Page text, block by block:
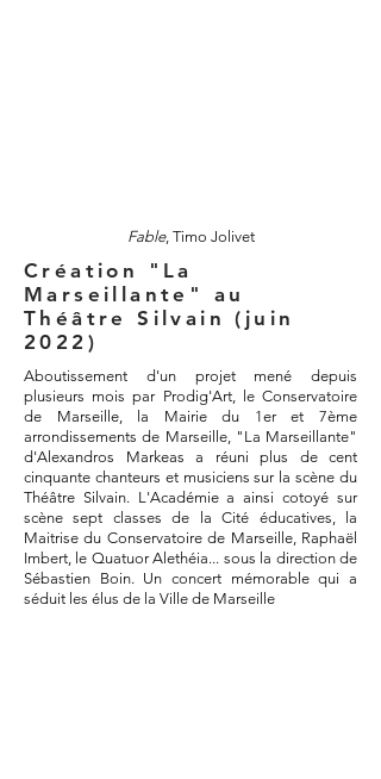
Fable, Timo Jolivet
Création "La
Marseillante" au
Théâtre Silvain (juin
2022)
Aboutissement d'un projet mené depuis
plusieurs mois par Prodig'Art, le Conservatoire
de Marseille, la Mairie du 1er et 7ème
arrondissements de Marseille, "La Marseillante"
d'Alexandros Markeas a réuni plus de cent
cinquante chanteurs et musiciens sur la scène du
Théâtre Silvain. L'Académie a ainsi cotoyé sur
scène sept classes de la Cité éducatives, la
Maitrise du Conservatoire de Marseille, Raphaël
Imbert, le Quatuor Alethéia... sous la direction de
Sébastien Boin. Un concert mémorable qui a
séduit les élus de la Ville de Marseille